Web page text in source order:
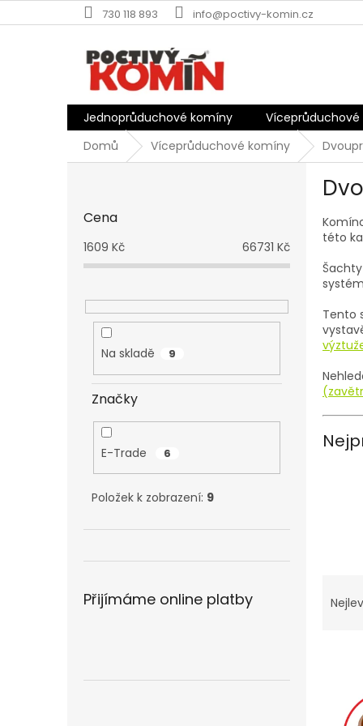
na
730 118 893 info@poctivy-komin.cz
Jednoprůduchové komíny
Domů
Víceprůduchové komíny
Cena
1609 Kč 66731 Kč
Na skladě 9
Značky
E-Trade 6
Položek k zobrazení: 9
Přijímáme online platby
této
Tento
a